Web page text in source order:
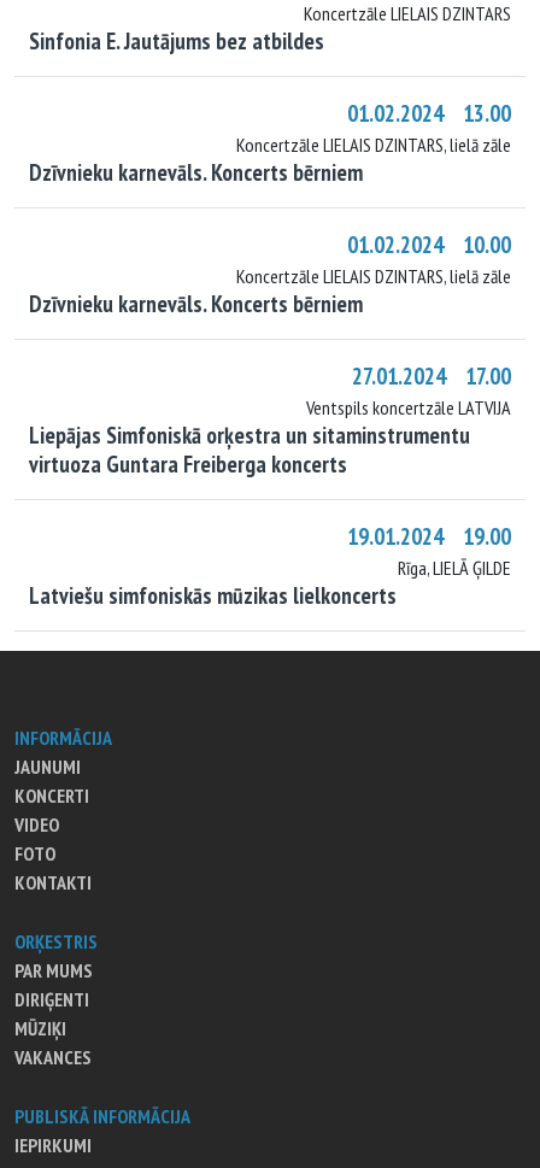
Koncertzāle LIELAIS DZINTARS
Sinfonia E. Jautājums bez atbildes
01.02.2024 13.00
Koncertzāle LIELAIS DZINTARS, lielā zāle
Dzīvnieku karnevāls. Koncerts bērniem
01.02.2024 10.00
Koncertzāle LIELAIS DZINTARS, lielā zāle
Dzīvnieku karnevāls. Koncerts bērniem
27.01.2024 17.00
Ventspils koncertzāle LATVIJA
Liepājas Simfoniskā orķestra un sitaminstrumentu
virtuoza Guntara Freiberga koncerts
19.01.2024 19.00
Rīga, LIELĀ ĢILDE
Latviešu simfoniskās mūzikas lielkoncerts
INFORMĀCIJA
JAUNUMI
KONCERTI
VIDEO
FOTO
KONTAKTI
ORĶESTRIS
PAR MUMS
DIRIĢENTI
MŪZIĶI
VAKANCES
PUBLISKĀ INFORMĀCIJA
IEPIRKUMI